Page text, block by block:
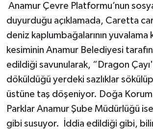
Anamur Çevre Platformu’nun
duyurduğu açıklamada, Caretta
deniz kaplumbağalarının yuvalama
kesiminin Anamur Belediyesi
edildiği savunularak, “Dragon
döküldüğü yerdeki sazlıklar
üstüne taş döşeniyor. Doğa
Parklar Anamur Şube Müdürlüğü
gibi susuyor. İddia edildiği gibi,